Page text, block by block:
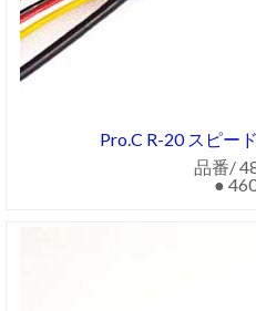
Pro.C R-20 スピー
品番/
●